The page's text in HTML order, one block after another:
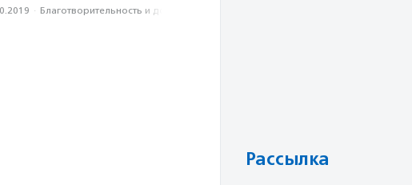
· Благотвори­тель­ность и доброволь­чест­во
Рассылка